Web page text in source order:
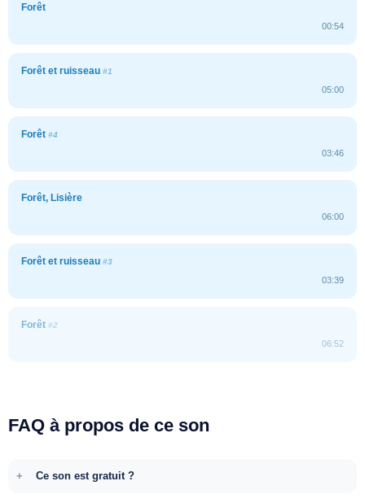
Forêt
00:54
Forêt et ruisseau #1
05:00
Forêt #4
03:46
Forêt, Lisière
06:00
Forêt et ruisseau #3
03:39
Forêt #2
06:52
FAQ à propos de ce son
Ce son est gratuit ?